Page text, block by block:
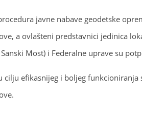
javne nabave geodetske
a ovlašteni predstavnici jedinica
Most) i Federalne uprave su
cilju efikasnijeg i boljeg